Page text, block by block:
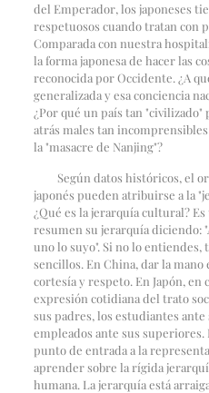
del Emperador, los japoneses
respetuosos cuando tratan con
Comparada con nuestra
la forma japonesa de hacer las
reconocida por Occidente. ¿A
generalizada y esa conciencia
¿Por qué un país tan "civilizado"
atrás males tan
la "masacre de Nanjing"?
Según datos históricos, el
japonés pueden atribuirse a la
¿Qué es la jerarquía cultural?
resumen su jerarquía diciendo:
uno lo suyo". Si no lo
sencillos. En China, dar la
cortesía y respeto. En Japón, en
expresión cotidiana del trato
sus padres, los estudiantes
empleados ante sus
punto de entrada a la
aprender sobre la rígida
humana. La jerarquía está